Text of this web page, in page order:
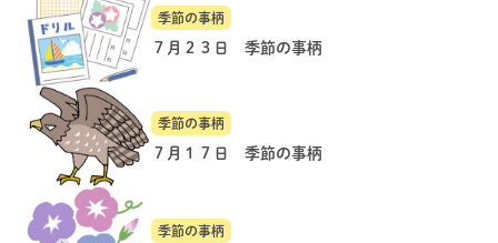
季節の事柄
７月２３日 季節の事柄
季節の事柄
７月１７日 季節の事柄
季節の事柄